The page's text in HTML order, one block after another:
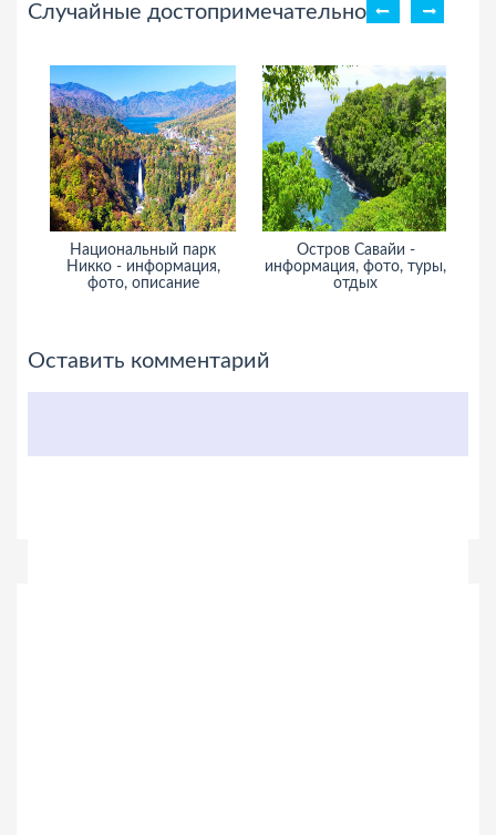
Случайные достопримечательности
Национальный парк
Никко - информация,
фото, описание
Остров Савайи -
информация, фото, туры,
отдых
Оставить комментарий